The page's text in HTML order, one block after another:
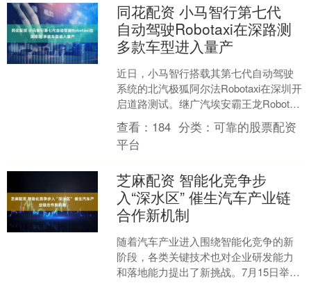
同花配资 小马智行第七代
自动驾驶Robotaxi在深路测
多款车型进入量产
近日，小马智行搭载其第七代自动驾驶
系统的北汽极狐阿尔法Robotaxi在深圳开
启道路测试。继广汽埃安霸王龙Robotaxi
获得广州和深圳的智能网联汽车道路测
试牌....
查看： 184 分类：可靠的股票配资
平台
芝麻配资 智能化竞争步
入“深水区” 催生汽车产业链
合作新机制
随着汽车产业进入围绕智能化竞争的新
阶段，各类关键技术也对企业研发能力
和落地能力提出了新挑战。7月15日举办